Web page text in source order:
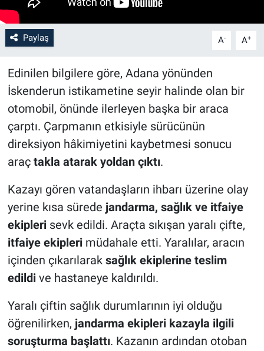
Paylaş A- A+
Edinilen bilgilere göre, Adana yönünden
İskenderun istikametine seyir halinde olan bir
otomobil, önünde ilerleyen başka bir araca
çarptı. Çarpmanın etkisiyle sürücünün
direksiyon hâkimiyetini kaybetmesi sonucu
araç takla atarak yoldan çıktı.
Kazayı gören vatandaşların ihbarı üzerine olay
yerine kısa sürede jandarma, sağlık ve itfaiye
ekiplerisevk edildi. Araçta sıkışan yaralı çifte,
itfaiye ekiplerimüdahale etti. Yaralılar, aracın
içinden çıkarılarak sağlık ekiplerine teslim
edildive hastaneye kaldırıldı.
Yaralı çiftin sağlık durumlarının iyi olduğu
öğrenilirken, jandarma ekipleri kazayla ilgili
soruşturma başlattı. Kazanın ardından otoban